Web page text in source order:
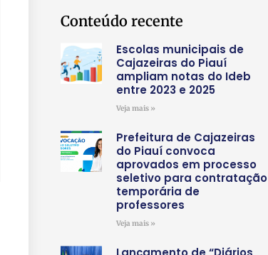
Conteúdo recente
Escolas municipais de
Cajazeiras do Piauí
ampliam notas do Ideb
entre 2023 e 2025
Veja mais »
Prefeitura de Cajazeiras
do Piauí convoca
aprovados em processo
seletivo para contratação
temporária de
professores
Veja mais »